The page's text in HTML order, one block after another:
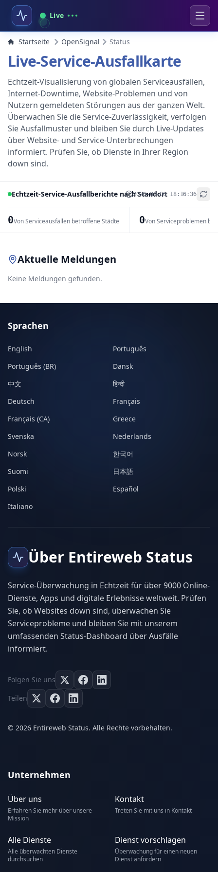
Live
Startseite OpenSignal Status
Live-Service-Ausfallkarte
Echtzeit-Visualisierung von globalen Serviceausfällen,
Internet-Downtime, Website-Problemen und von
Nutzern gemeldeten Störungen aus der ganzen Welt.
Überwachen Sie die Service-Zuverlässigkeit, verfolgen
Sie Ausfallmuster und bleiben Sie durch Live-Updates
über Website- und Service-Unterbrechungen
informiert. Prüfen Sie, ob Dienste in Ihrer Region
down sind.
Echtzeit-Service-Ausfallberichte nach Standort
2026-08-06 18:16:36
0Von Serviceausfällen betroffene Städte 0Von Serviceproblemen
+
Aktuelle Meldungen
Keine Meldungen gefunden.
Sprachen
English
Português
Português (BR)
Dansk
中文
हिन्दी
Deutsch
Français
Français (CA)
Greece
Svenska
Nederlands
Norsk
한국어
Suomi
日本語
Polski
Español
Italiano
Über Entireweb Status
Service-Überwachung in Echtzeit für über 9000 Online-
Dienste, Apps und digitale Erlebnisse weltweit. Prüfen
Sie, ob Websites down sind, überwachen Sie
Serviceprobleme und bleiben Sie mit unserem
umfassenden Status-Dashboard über Ausfälle
informiert.
Folgen Sie uns
Teilen
© 2026 Entireweb Status. Alle Rechte vorbehalten.
Unternehmen
Über uns
Erfahren Sie mehr über unsere
Mission
Kontakt
Treten Sie mit uns in Kontakt
Alle Dienste
Alle überwachten Dienste
durchsuchen
Dienst vorschlagen
Überwachung für einen neuen
Dienst anfordern